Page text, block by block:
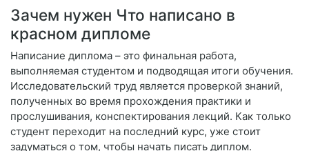
Зачем нужен Что написано в
красном дипломе
Написание диплома – это финальная работа,
выполняемая студентом и подводящая итоги обучения.
Исследовательский труд является проверкой знаний,
полученных во время прохождения практики и
прослушивания, конспектирования лекций. Как только
студент переходит на последний курс, уже стоит
задуматься о том, чтобы начать писать диплом.